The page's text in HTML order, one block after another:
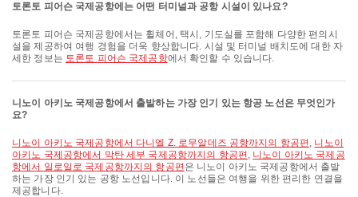
토론토 피어슨 국제공항에는 어떤 터미널과 공항 시설이 있나요?
토론토 피어슨 국제공항에서는 휠체어, 택시, 기도실를 포함해 다양한 편의시
설을 제공하여 여행 경험을 더욱 향상합니다. 시설 및 터미널 배치도에 대한 자
세한 정보는 토론토 피어슨 국제공항에서 확인할 수 있습니다.
니노이 아키노 국제공항에서 출발하는 가장 인기 있는 항공 노선은 무엇인가
요?
니노이 아키노 국제공항에서 다니엘 Z. 로무알데즈 공항까지의 항공편 , 니노이
아키노 국제공항에서 막탄 세부 국제공항까지의 항공편 , 니노이 아키노 국제공
항에서 일로일로 국제공항까지의 항공편 은 니노이 아키노 국제공항에서 출발
하는 가장 인기 있는 공항 노선입니다. 이 노선들은 여행을 위한 편리한 연결을
제공합니다.